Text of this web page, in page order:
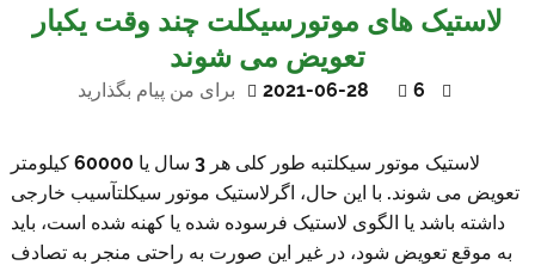
لاستیک های موتورسیکلت چند وقت یکبار
تعویض می شوند
2021-06-28 6 برای من پیام بگذارید
لاستیک موتور سیکلت
به طور کلی هر 3 سال یا 60000 کیلومتر
تعویض می شوند. با این حال، اگر لاستیک موتور سیکلتآسیب خارجی
داشته باشد یا الگوی لاستیک فرسوده شده یا کهنه شده است، باید
به موقع تعویض شود، در غیر این صورت به راحتی منجر به تصادف